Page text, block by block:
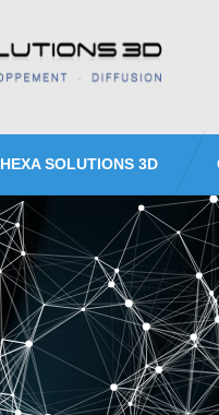
HEXA SOLUTIONS 3D